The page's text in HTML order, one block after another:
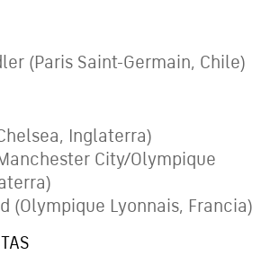
(Paris Saint-Germain, Chile)
Inglaterra)
City/Olympique
(Olympique Lyonnais, Francia)